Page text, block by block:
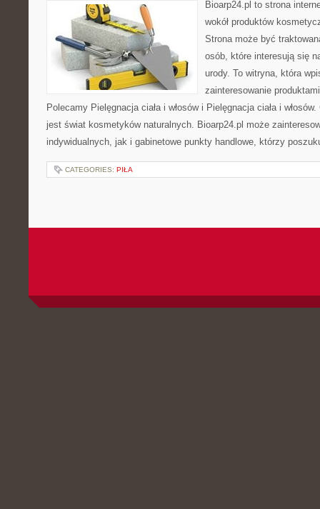
Bioarp24.pl to strona
wokół produktów
Strona może być
osób, które interesują się
urody. To witryna, która
zainteresowanie
Polecamy Pielęgnacja ciała i włosów i Pielęgnacja ciała i
jest świat kosmetyków naturalnych. Bioarp24.pl może
indywidualnych, jak i gabinetowe punkty handlowe, którzy
CATEGORIES: PIŁA